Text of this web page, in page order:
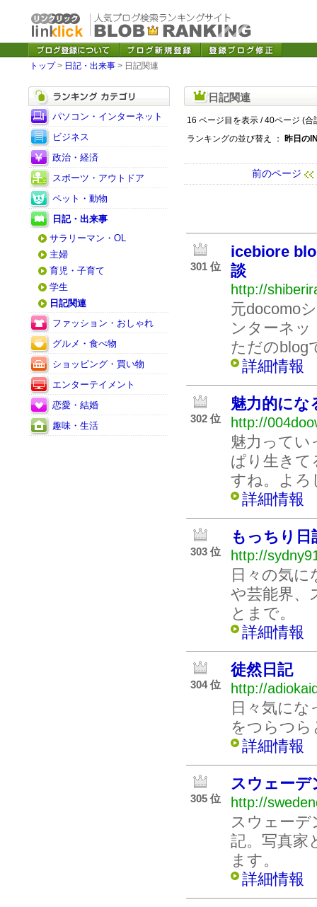
トップ> 日記・出来事 > 日記関連
パソコン・インターネット
ビジネス
政治・経済
スポーツ・アウトドア
ペット・動物
日記・出来事
サラリーマン・OL
主婦
育児・子育て
学生
日記関連
ファッション・おしゃれ
グルメ・食べ物
ショッピング・買い物
エンターテイメント
恋愛・結婚
趣味・生活
日記関連
16 ページ目を表示 / 40ページ (合
ランキングの並び替え ： 昨日の
前のページ
301 位
icebiore
談
http://
元docomo
ンターネ
ただのblog
詳細情報
302 位
魅力的にな
http://
魅力って
ぱり生きて
すね。よろ
詳細情報
303 位
もっちり日
http://
日々の気
や芸能界、
とまで。
詳細情報
304 位
徒然日記
http://
日々気に
をつらつ
詳細情報
305 位
スウェーデ
http://
スウェーデ
記。写真家
ます。
詳細情報